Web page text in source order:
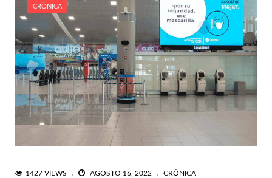
CRÓNICA
1427 VIEWS AGOSTO 16, 2022 CRÓNICA